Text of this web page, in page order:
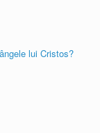
lui Cristos?